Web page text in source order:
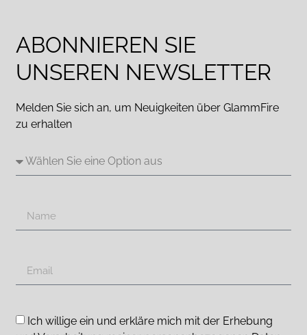
ABONNIEREN SIE
UNSEREN NEWSLETTER
Melden Sie sich an, um Neuigkeiten über GlammFire
zu erhalten
Ich willige ein und erkläre mich mit der Erhebung